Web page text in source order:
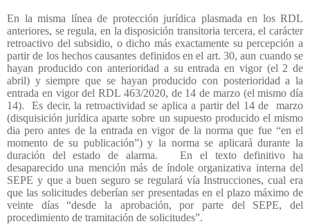
En la misma línea de protección jurídica plasmada en los RDL
anteriores, se regula, en la disposición transitoria tercera, el carácter
retroactivo del subsidio, o dicho más exactamente su percepción a
partir de los hechos causantes definidos en el art. 30, aun cuando se
hayan producido con anterioridad a su entrada en vigor (el 2 de
abril) y siempre que se hayan producido con posterioridad a la
entrada en vigor del RDL 463/2020, de 14 de marzo (el mismo día
14).
Es decir, la retroactividad se aplica a partir del 14 de
marzo
(disquisición jurídica aparte sobre un supuesto producido el mismo
dia pero antes de la entrada en vigor de la norma que fue “en el
momento de su publicación”) y la norma se aplicará durante la
duración del estado de alarma.
En el texto definitivo ha
desaparecido una mención más de índole organizativa interna del
SEPE y que a buen seguro se regulará vía Instrucciones, cual era
que las solicitudes deberían ser presentadas en el plazo máximo de
veinte días “desde la aprobación, por parte del SEPE, del
procedimiento de tramitación de solicitudes”.